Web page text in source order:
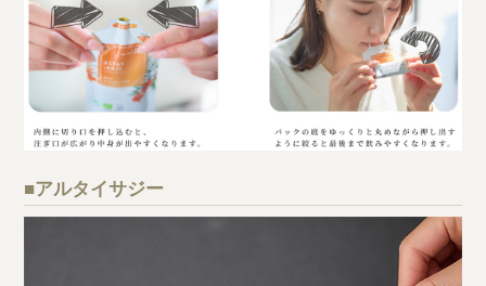
■アルタイサジー